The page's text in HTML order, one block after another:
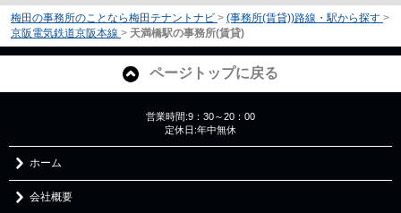
梅田の事務所のことなら梅田テナントナビ > (事務所(賃貸))路線・駅から探す >
京阪電気鉄道京阪本線 > 天満橋駅の事務所(賃貸)
ページトップに戻る
営業時間:9：30～20：00
定休日:年中無休
ホーム
会社概要